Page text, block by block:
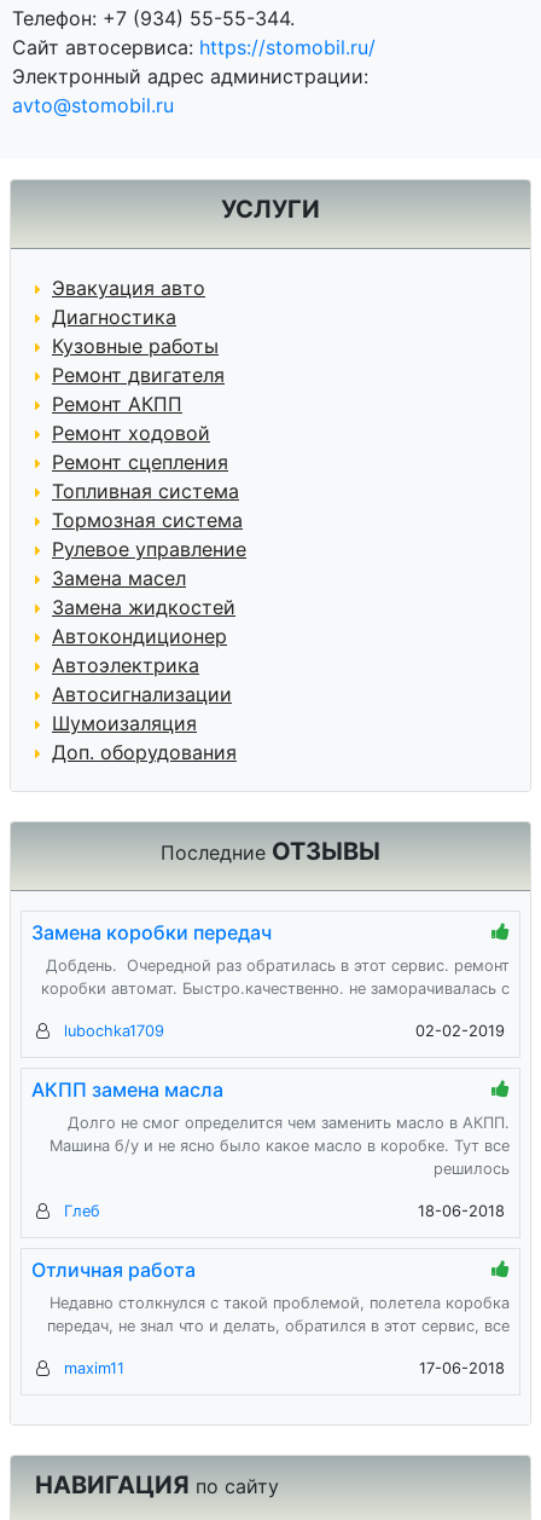
УСЛУГИ
Эвакуация авто
Диагностика
Кузовные работы
Ремонт двигателя
Ремонт АКПП
Ремонт ходовой
Ремонт сцепления
Топливная система
Тормозная система
Рулевое управление
Замена масел
Замена жидкостей
Автокондиционер
Автоэлектрика
Автосигнализации
Шумоизаляция
Доп. оборудования
Последние ОТЗЫВЫ
Замена коробки передач
Добдень. Очередной раз обратилась в этот сервис. ремонт
коробки автомат. Быстро.качественно. не заморачивалась с
lubochka1709 02-02-2019
АКПП замена масла
Долго не смог определится чем заменить масло в АКПП.
Машина б/у и не ясно было какое масло в коробке. Тут все
решилось
Глеб 18-06-2018
Отличная работа
Недавно столкнулся с такой проблемой, полетела коробка
передач, не знал что и делать, обратился в этот сервис, все
maxim11 17-06-2018
НАВИГАЦИЯ по сайту
Телефон: +7 (934) 55-55-344.
Сайт автосервиса: https://stomobil.ru/
Электронный адрес администрации:
avto@stomobil.ru